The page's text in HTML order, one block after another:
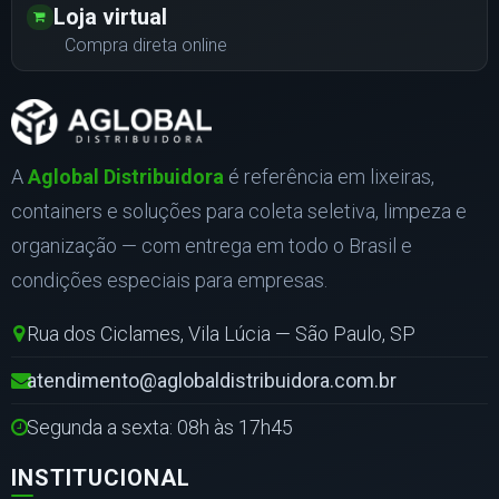
Loja virtual
Compra direta online
AAglobal Distribuidora é referência em lixeiras,
containers e soluções para coleta seletiva, limpeza e
organização — com entrega em todo o Brasil e
condições especiais para empresas.
Rua dos Ciclames, Vila Lúcia — São Paulo, SP
atendimento@aglobaldistribuidora.com.br
Segunda a sexta: 08h às 17h45
INSTITUCIONAL